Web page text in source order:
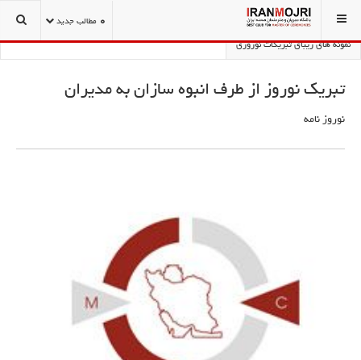
0 مطالب جدید شما اینجا هستید: 1001 نکته مجریگری و سخنوری
نمونه های زیبای تبریکات نوروزی
تبریک نوروز از طرف انبوه سازان به مدیران
نوروز نامه